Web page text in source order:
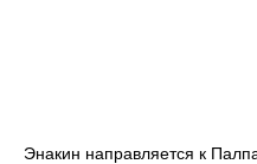
Энакин направляется к